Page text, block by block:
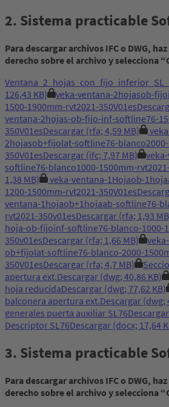
2. Sistema practicable
Para descargar archivos IFC o DWG,
derecho sobre el archivo y selecciona
126,43 KB)
veka-ventana-2hojasob-
1500-1900mm-rvt2021-350V01es
ventana-2hojas-ob-fijo-inf-softline76-
350V01esDescargar (rfa; 4,59 MB)
2hojasob+fijolat-softline76-
350V01esDescargar (ifc; 7,97 MB)
softline76-blanco1000-1500mm-
1,38 MB)
veka-ventana-1Hojaob-
1200-1500mm-rvt2021-350V01es
ventana-1hojaob+1hojaab-softline76-
rvt2021-350v01esDescargar (rfa; 1,93
hoja-ob-fijoinf-softline76-blanco-1000-
350v01esDescargar (rfa; 1,66 MB)
ob+fijolat-softline76-blanco-2000-
350V01esDescargar (rfa; 4,7 MB)
apertura ext.Descargar (dwg; 40,86 KB)
hoja reducidaDescargar (dwg; 77,62 KB)
balconera apertura ext.Descargar (dwg;
generales puerta auxiliar SL76Descargar
Descriptor SL76Descargar (docx; 17,64
3. Sistema practicable
Para descargar archivos IFC o DWG,
derecho sobre el archivo y selecciona